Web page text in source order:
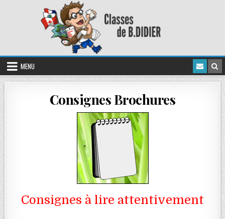
MENU
Consignes Brochures
Consignes à lire attentivement